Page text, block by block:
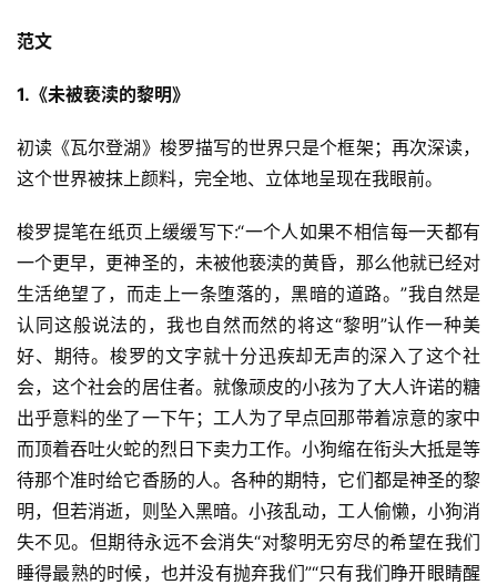
范文
1.《未被亵渎的黎明》
初读《瓦尔登湖》梭罗描写的世界只是个框架；再次深读，
这个世界被抹上颜料，完全地、立体地呈现在我眼前。
梭罗提笔在纸页上缓缓写下:“一个人如果不相信每一天都有
一个更早，更神圣的，未被他亵渎的黄昏，那么他就已经对
生活绝望了，而走上一条堕落的，黑暗的道路。”我自然是
认同这般说法的，我也自然而然的将这“黎明”认作一种美
好、期待。梭罗的文字就十分迅疾却无声的深入了这个社
会，这个社会的居住者。就像顽皮的小孩为了大人许诺的糖
出乎意料的坐了一下午；工人为了早点回那带着凉意的家中
而顶着吞吐火蛇的烈日下卖力工作。小狗缩在衔头大抵是等
待那个准时给它香肠的人。各种的期特，它们都是神圣的黎
明，但若消逝，则坠入黑暗。小孩乱动，工人偷懒，小狗消
失不见。但期待永远不会消失“对黎明无穷尽的希望在我们
睡得最熟的时候，也并没有抛弃我们”“只有我们睁开眼睛醒